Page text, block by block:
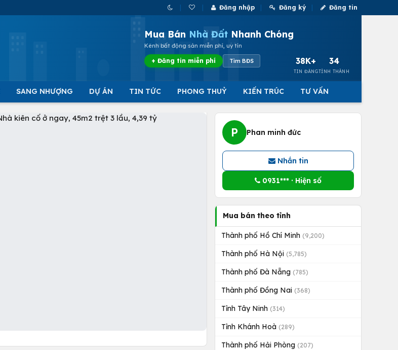
Đăng nhập Đăng ký Đăng tin
Mua Bán Nhà Đất Nhanh Chóng
Kênh bất động sản miễn phí, uy tín
+ Đăng tin miễn phí Tìm BĐS 38K+
TIN ĐĂNG
34
TỈNH THÀNH
SANG NHƯỢNG DỰ ÁN TIN TỨC PHONG THUỶ KIẾN TRÚC TƯ VẤN
P Phan minh đức
Nhắn tin
0931*** · Hiện số
Mua bán theo tỉnh
Thành phố Hồ Chí Minh (9,200)
Thành phố Hà Nội (5,785)
Thành phố Đà Nẵng (785)
Thành phố Đồng Nai (368)
Tỉnh Tây Ninh (314)
Tỉnh Khánh Hoà (289)
Thành phố Hải Phòng (207)